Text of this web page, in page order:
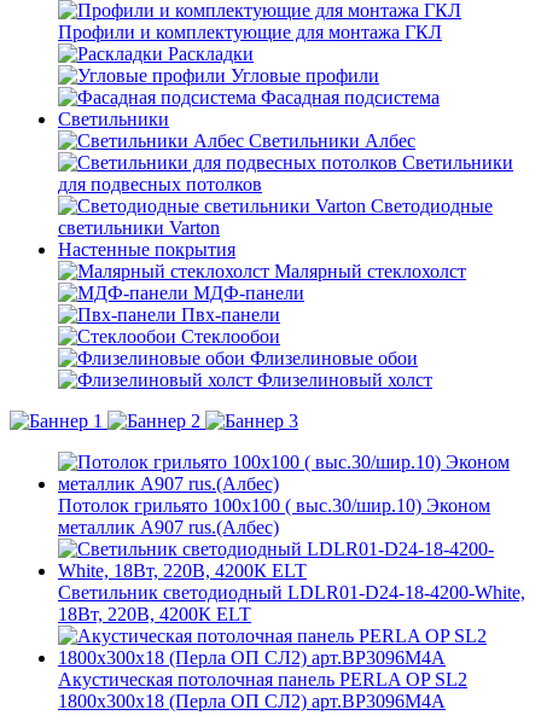
Профили и комплектующие для монтажа ГКЛ
Раскладки
Угловые профили
Фасадная подсистема
Светильники
Светильники Албес
Светильники
для подвесных потолков
Светодиодные
светильники Varton
Настенные покрытия
Малярный стеклохолст
МДФ-панели
Пвх-панели
Стеклообои
Флизелиновые обои
Флизелиновый холст
Потолок грильято 100х100 ( выс.30/шир.10) Эконом
металлик А907 rus.(Албес)
Светильник светодиодный LDLR01-D24-18-4200-White,
18Вт, 220В, 4200К ELT
Акустическая потолочная панель PERLA OP SL2
1800x300x18 (Перла ОП СЛ2) арт.BP3096M4A